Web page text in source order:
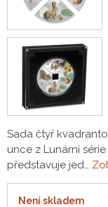
Sada čtyř
unce z Lunární
představuje jed…
Není skladem